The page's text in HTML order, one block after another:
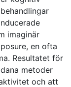
imaginär
en ofta
Resultatet för
metoder
och att